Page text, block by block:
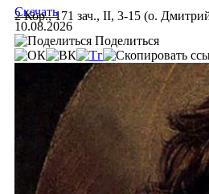
2 Кор., 171 зач., II, 3-15 (о.
Скачать
10.08.2026
Поделиться